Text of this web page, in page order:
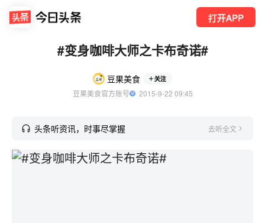
打开APP
#变身咖啡大师之卡布奇诺#
豆果美食 关注
豆果美食官方账号
  2015-9-22 09:45
头条听资讯，时事尽掌握 去听全文